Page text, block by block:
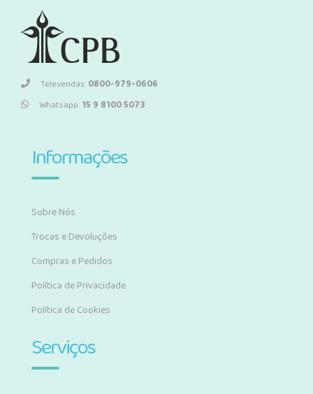
Televendas:0800-979-0606
Whatsapp:15 9 8100 5073
Informações
Sobre Nós
Trocas e Devoluções
Compras e Pedidos
Política de Privacidade
Política de Cookies
Serviços